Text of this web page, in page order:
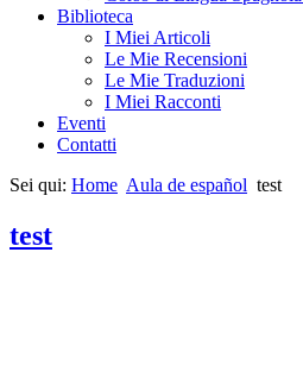
Biblioteca
I Miei Articoli
Le Mie Recensioni
Le Mie Traduzioni
I Miei Racconti
Eventi
Contatti
Sei qui: Home Aula de español test
test